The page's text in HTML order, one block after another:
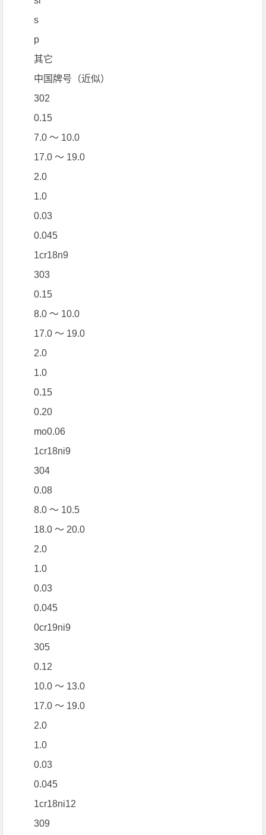
s
p
其它
中国牌号（近似）
302
0.15
7.0 ～ 10.0
17.0 ～ 19.0
2.0
1.0
0.03
0.045
1cr18n9
303
0.15
8.0 ～ 10.0
17.0 ～ 19.0
2.0
1.0
0.15
0.20
mo0.06
1cr18ni9
304
0.08
8.0 ～ 10.5
18.0 ～ 20.0
2.0
1.0
0.03
0.045
0cr19ni9
305
0.12
10.0 ～ 13.0
17.0 ～ 19.0
2.0
1.0
0.03
0.045
1cr18ni12
309